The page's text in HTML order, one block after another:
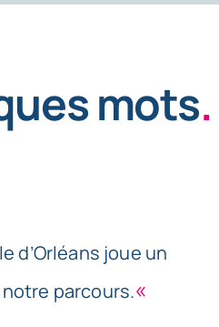
mots.
d’Orléans joue un
parcours.«